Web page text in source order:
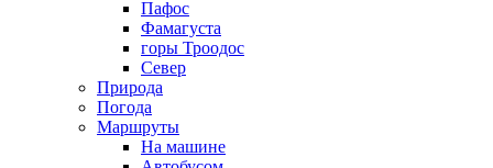
Пафос
Фамагуста
горы Троодос
Север
Природа
Погода
Маршруты
На машине